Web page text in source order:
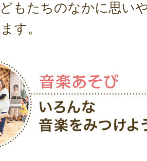
もたちのなかに思い
す。